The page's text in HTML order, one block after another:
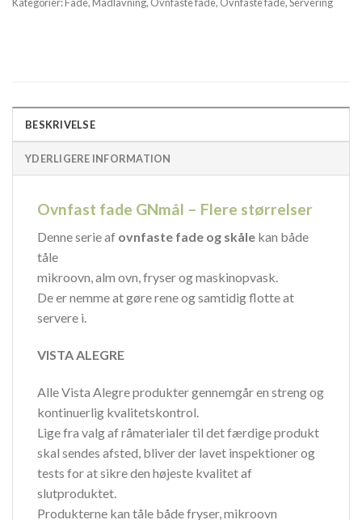
BESKRIVELSE
YDERLIGERE INFORMATION
Ovnfast fade GNmål – Flere størrelser
Denne serie af ovnfaste fade og skåle kan både
tåle
mikroovn, alm ovn, fryser og maskinopvask.
De er nemme at gøre rene og samtidig flotte at
servere i.
VISTA ALEGRE
Alle Vista Alegre produkter gennemgår en streng og
kontinuerlig kvalitetskontrol.
Lige fra valg af råmaterialer til det færdige produkt
skal sendes afsted, bliver der lavet inspektioner og
tests for at sikre den højeste kvalitet af
slutproduktet.
Produkterne kan tåle både fryser, mikroovn